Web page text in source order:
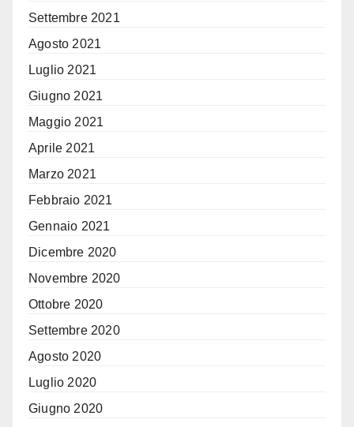
Settembre 2021
Agosto 2021
Luglio 2021
Giugno 2021
Maggio 2021
Aprile 2021
Marzo 2021
Febbraio 2021
Gennaio 2021
Dicembre 2020
Novembre 2020
Ottobre 2020
Settembre 2020
Agosto 2020
Luglio 2020
Giugno 2020